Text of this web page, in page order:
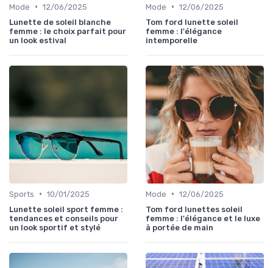
Mode • 12/06/2025
Lunette de soleil blanche
femme : le choix parfait pour
un look estival
Mode • 12/06/2025
Tom ford lunette soleil
femme : l'élégance
intemporelle
Sports • 10/01/2025
Lunette soleil sport femme :
tendances et conseils pour
un look sportif et stylé
Mode • 12/06/2025
Tom ford lunettes soleil
femme : l'élégance et le luxe
à portée de main